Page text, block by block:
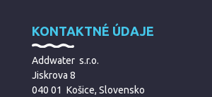
KONTAKTNÉ ÚDAJE
Addwater s.r.o.
Jiskrova 8
040 01 Košice, Slovensko